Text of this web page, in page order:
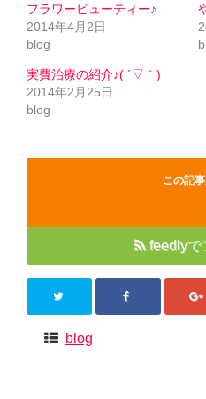
フラワービューティー♪
2014年4月2日
blog
実費治療の紹介♪( ´▽｀)
2014年2月25日
blog
この記
feedlyで
blog